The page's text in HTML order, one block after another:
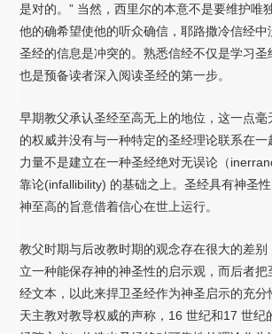
是对的。” 当然，西里尔的本意不是要维护唯
他的确希望使他的听众确信，耶路撒冷信经
圣经的信息是冲突的。熟悉信经不仅是学习圣
也是预备读者深入阅读圣经的第一步。
早期教父承认圣经至高无上的地位，这一点
的权威并没有与一种特定的圣经理论联系在一
力量不是建立在一种圣经绝对无误论（
靠论(infallibility) 的基础之上。圣经具有神圣性
神至高的旨意借着信心在世上运行。
教父时期与后改教时期的观念存在很大的差别
立一种能保存神的神圣性的启示观，而后者把
经文本，以此来捍卫圣经作为神圣启示的充分
天主教对教导权威的声称，16 世纪和17 世纪